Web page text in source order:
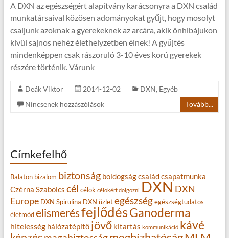
A DXN az egészségért alapítvány karácsonyra a DXN család
munkatársaival közösen adományokat gyűjt, hogy mosolyt
csaljunk azoknak a gyerekeknek az arcára, akik önhibájukon
kívül sajnos nehéz élethelyzetben élnek! A gyűjtés
mindenképpen csak rászoruló 3-10 éves korú gyerekek
részére történik. Várunk
Deák Viktor 2014-12-02 DXN, Egyéb
Nincsenek hozzászólások
Tovább...
Címkefelhő
Balaton bizalom biztonság boldogságcsaládcsapatmunka
Czérna Szabolcs cél célok célokért dolgozni DXNDXN
Europe DXN Spirulina DXN üzlet egészség egészségtudatos
életmód elismerésfejlődésGanoderma
hitelesség hálózatépítő jövő kitartás kommunikáció kávé